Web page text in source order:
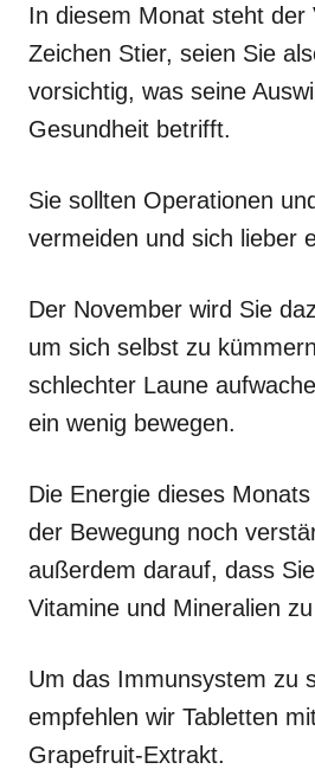
In diesem Monat steht der
Zeichen Stier, seien Sie
vorsichtig, was seine
Gesundheit betrifft.
Sie sollten Operationen
vermeiden und sich lieber
Der November wird Sie
um sich selbst zu
schlechter Laune
ein wenig bewegen.
Die Energie dieses
der Bewegung noch
außerdem darauf, dass
Vitamine und Mineralien
Um das Immunsystem zu
empfehlen wir Tabletten
Grapefruit-Extrakt.